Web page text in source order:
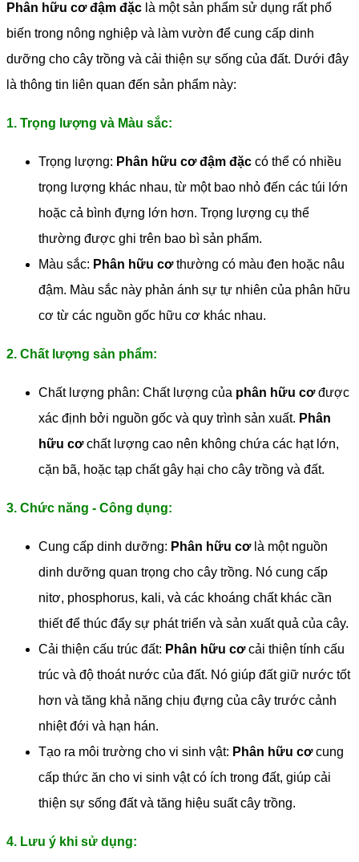
Phân hữu cơ đậm đặc là một sản phẩm sử dụng rất phổ
biến trong nông nghiệp và làm vườn để cung cấp dinh
dưỡng cho cây trồng và cải thiện sự sống của đất. Dưới đây
là thông tin liên quan đến sản phẩm này:
1. Trọng lượng và Màu sắc:
Trọng lượng: Phân hữu cơ đậm đặc có thể có nhiều
trọng lượng khác nhau, từ một bao nhỏ đến các túi lớn
hoặc cả bình đựng lớn hơn. Trọng lượng cụ thể
thường được ghi trên bao bì sản phẩm.
Màu sắc: Phân hữu cơthường có màu đen hoặc nâu
đậm. Màu sắc này phản ánh sự tự nhiên của phân hữu
cơ từ các nguồn gốc hữu cơ khác nhau.
2. Chất lượng sản phẩm:
Chất lượng phân: Chất lượng của phân hữu cơđược
xác định bởi nguồn gốc và quy trình sản xuất. Phân
hữu cơchất lượng cao nên không chứa các hạt lớn,
cặn bã, hoặc tạp chất gây hại cho cây trồng và đất.
3. Chức năng - Công dụng:
Cung cấp dinh dưỡng: Phân hữu cơlà một nguồn
dinh dưỡng quan trọng cho cây trồng. Nó cung cấp
nitơ, phosphorus, kali, và các khoáng chất khác cần
thiết để thúc đẩy sự phát triển và sản xuất quả của cây.
Cải thiện cấu trúc đất: Phân hữu cơcải thiện tính cấu
trúc và độ thoát nước của đất. Nó giúp đất giữ nước tốt
hơn và tăng khả năng chịu đựng của cây trước cảnh
nhiệt đới và hạn hán.
Tạo ra môi trường cho vi sinh vật: Phân hữu cơcung
cấp thức ăn cho vi sinh vật có ích trong đất, giúp cải
thiện sự sống đất và tăng hiệu suất cây trồng.
4. Lưu ý khi sử dụng: